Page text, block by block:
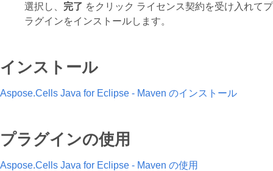
選択し、 完了 をクリック ライセンス契約を受け入れてプ
ラグインをインストールします。
インストール
Aspose.Cells Java for Eclipse - Maven のインストール
プラグインの使用
Aspose.Cells Java for Eclipse - Maven の使用